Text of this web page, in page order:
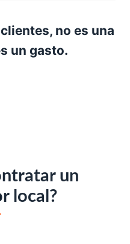
no es una
un gasto.
un
local?